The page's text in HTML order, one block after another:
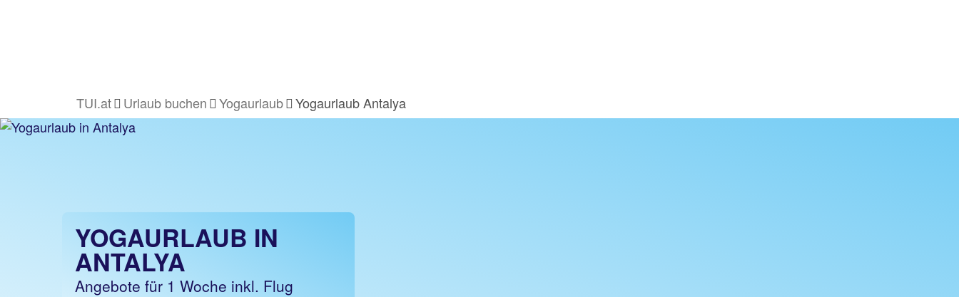
TUI.at Urlaub buchen Yogaurlaub Yogaurlaub Antalya
YOGAURLAUB IN
ANTALYA
Angebote für 1 Woche inkl. Flug